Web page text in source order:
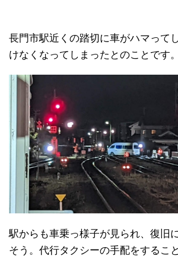
長門市駅近くの踏切に車がハマって
けなくなってしまったとのことです。
駅からも車乗っ様子が見られ、復旧
そう。代行タクシーの手配をするこ